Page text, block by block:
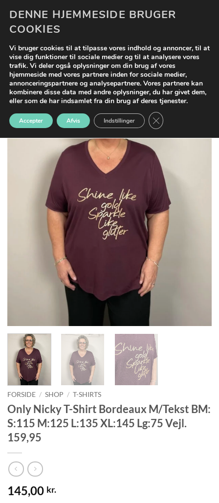
indhold
Tilføj til
ønskeliste
FORSIDE / SHOP / T-SHIRTS
Only Nicky T-Shirt Bordeaux M/Tekst BM:
S:115 M:125 L:135 XL:145 Lg:75 Vejl.
159,95
145,00 kr.
DENNE HJEMMESIDE BRUGER
COOKIES
Vi bruger cookies til at tilpasse vores indhold og annoncer, til at
vise dig funktioner til sociale medier og til at analysere vores
trafik. Vi deler også oplysninger om din brug af vores
hjemmeside med vores partnere inden for sociale medier,
annonceringspartnere og analysepartnere. Vores partnere kan
kombinere disse data med andre oplysninger, du har givet dem,
eller som de har indsamlet fra din brug af deres tjenester.
Accepter Afvis Indstillinger CLOSE GDPR